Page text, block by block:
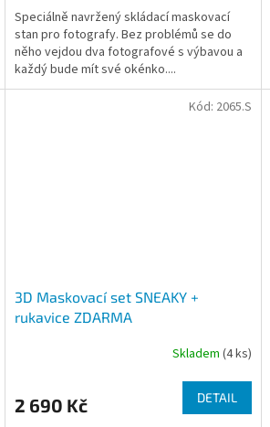
Speciálně navržený skládací maskovací
stan pro fotografy. Bez problémů se do
něho vejdou dva fotografové s výbavou a
každý bude mít své okénko....
3D Maskovací set SNEAKY +
rukavice ZDARMA
Skladem (4 ks)
2 690 Kč DETAIL
Kód: 2065.S